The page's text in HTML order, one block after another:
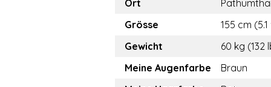
Ort
Grösse
155 cm
Gewicht
60 kg (132
Meine Augenfarbe
Braun